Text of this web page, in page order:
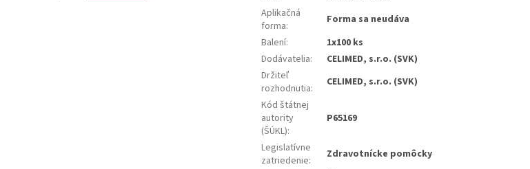
Aplikačná
forma:
Forma sa neudáva
Balení:
1x100 ks
Dodávatelia:
CELIMED, s.r.o. (SVK)
Držiteľ
rozhodnutia:
CELIMED, s.r.o. (SVK)
Kód štátnej
autority
(ŠÚKL):
P65169
Legislatívne
zatriedenie: Zdravotnícke pomôcky